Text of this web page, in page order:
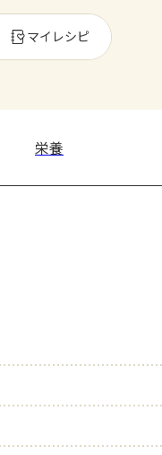
マイレシピ
栄養